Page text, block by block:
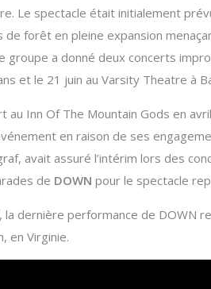
Le spectacle était initialement
de forêt en pleine expansion
groupe a donné deux concerts
et le 21 juin au Varsity Theatre à
au Inn Of The Mountain Gods en
en raison de ses
avait assuré l’intérim lors des
de DOWN pour le spectacle
la dernière performance de DOWN
en Virginie.